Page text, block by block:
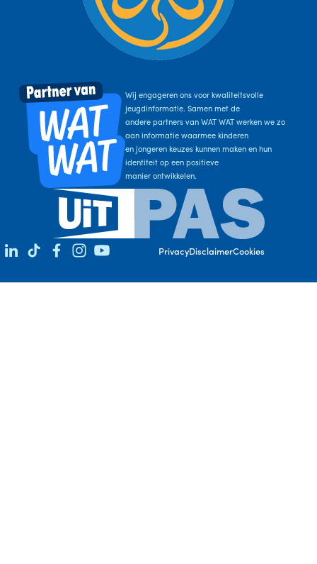
Wij engageren ons voor kwaliteitsvolle
jeugdinformatie. Samen met de
andere partners van WAT WAT werken we zo
aan informatie waarmee kinderen
en jongeren keuzes kunnen maken en hun
identiteit op een positieve
manier ontwikkelen.
LinkedInTikTokFacebook
Instagram
YouTube PrivacyDisclaimerCookies